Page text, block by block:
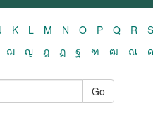
K L M N O P Q R S
ฌ ญ ฎ ฏ ฐ ฑ ฒ ณ ด
Go